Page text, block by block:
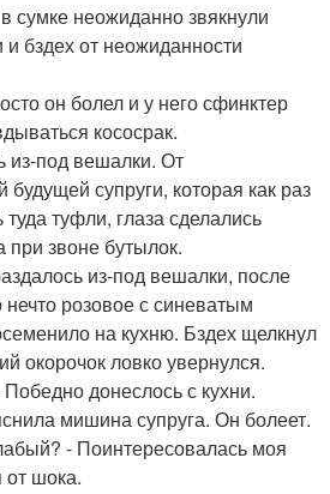
сумке неожиданно звякнули
бздех от неожиданности
он болел и у него сфинктер
кососрак.
из-под вешалки. От
супруги, которая как раз
туфли, глаза сделались
при звоне бутылок.
из-под вешалки, после
розовое с синеватым
на кухню. Бздех щелкнул
окорочок ловко увернулся.
донеслось с кухни.
мишина супруга. Он болеет.
- Поинтересовалась моя
от шока.